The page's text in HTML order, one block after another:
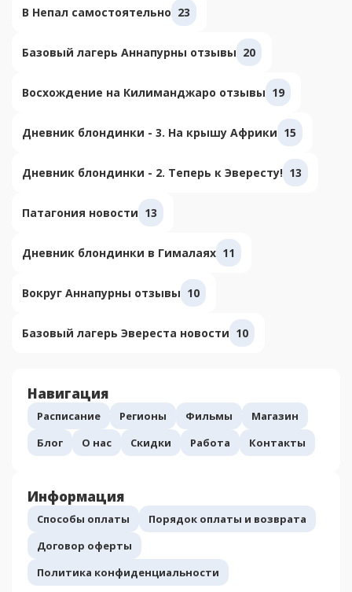
В Непал самостоятельно 23
Базовый лагерь Аннапурны отзывы 20
Восхождение на Килиманджаро отзывы 19
Дневник блондинки - 3. На крышу Африки 15
Дневник блондинки - 2. Теперь к Эвересту! 13
Патагония новости 13
Дневник блондинки в Гималаях 11
Вокруг Аннапурны отзывы 10
Базовый лагерь Эвереста новости 10
Навигация
Расписание Регионы Фильмы
Магазин
Блог
О нас Скидки Работа Контакты
Информация
Способы оплаты
Порядок оплаты и возврата
Договор оферты
Политика конфиденциальности